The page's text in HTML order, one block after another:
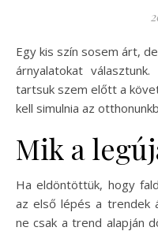
Egy kis szín sosem árt, de azért nem mindegy, hogy milyen
árnyalatokat
tartsuk szem előtt a
kell simulnia az
Mik a
Ha eldöntöttük, hogy
az első lépés a trendek
ne csak a trend alapján